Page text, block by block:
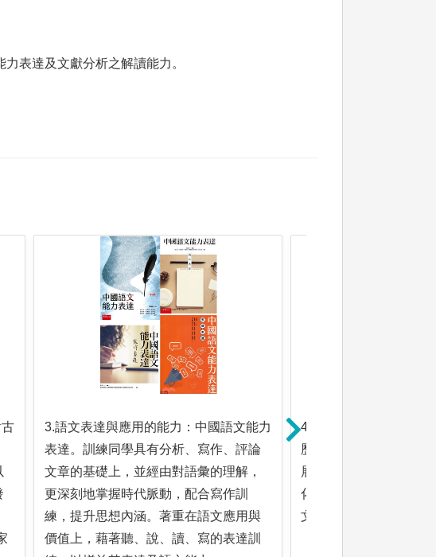
表達及文獻分析之解讀能力。
3.語文表達與應用的能力：中國語文能力
表達。訓練同學具有分析、寫作、評論
文章的基礎上，並經由對語彙的理解，
更深刻地掌握時代脈動，配合寫作訓
練，提升思想內涵。著重在語文應用與
價值上，藉著聽、說、讀、寫的表達訓
4.文獻分析與解讀的能
歷代中國文學、現代文
展，了解作家、作品、
化的互動；並進而舉一
文學發展的脈絡與意義